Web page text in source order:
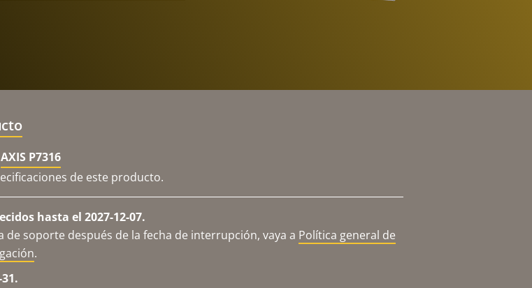
AXIS P7316
de este producto.
hasta el 2027-12-07.
soporte después de la fecha de interrupción, vaya a Política general de
.